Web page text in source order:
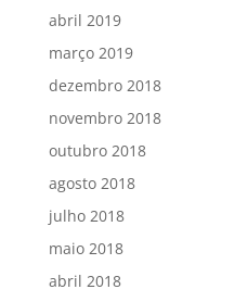
abril 2019
março 2019
dezembro 2018
novembro 2018
outubro 2018
agosto 2018
julho 2018
maio 2018
abril 2018